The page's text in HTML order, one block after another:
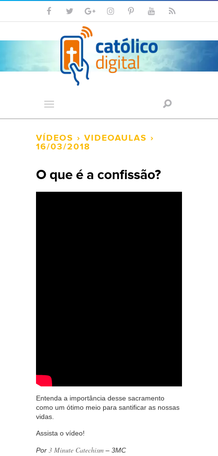
VÍDEOS › VIDEOAULAS ›
16/03/2018
O que é a confissão?
Entenda a importância desse sacramento
como um ótimo meio para santificar as nossas
vidas.
Assista o vídeo!
Por 3 Minute Catechism – 3MC